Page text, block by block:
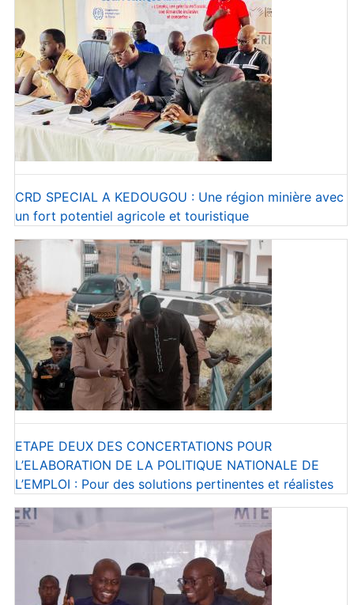
CRD SPECIAL A KEDOUGOU : Une région minière avec
un fort potentiel agricole et touristique
ETAPE DEUX DES CONCERTATIONS POUR
L’ELABORATION DE LA POLITIQUE NATIONALE DE
L’EMPLOI : Pour des solutions pertinentes et réalistes